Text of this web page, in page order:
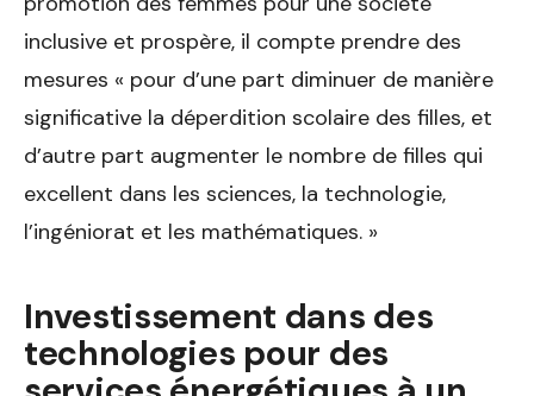
inclusive et prospère, il compte prendre des
mesures « pour d’une part diminuer de manière
significative la déperdition scolaire des filles, et
d’autre part augmenter le nombre de filles qui
excellent dans les sciences, la technologie,
l’ingéniorat et les mathématiques. »
Investissement dans des
technologies pour des